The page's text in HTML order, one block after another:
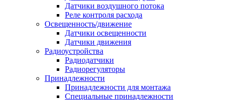
Датчики воздушного потока
Реле контроля расхода
Освещенность/движение
Датчики освещенности
Датчики движения
Радиоустройства
Радиодатчики
Радиорегуляторы
Принадлежности
Принадлежности для монтажа
Специальные принадлежности